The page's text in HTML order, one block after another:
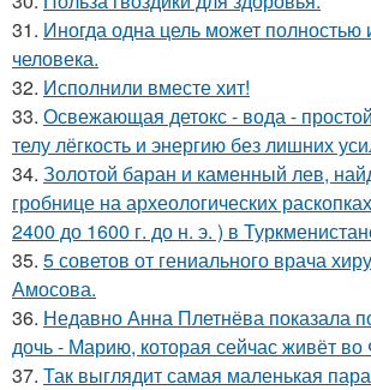
31. Иногда одна цель может полностью
человека.
32. Исполнили вместе хит!
33. Освежающая детокс - вода -
телу лёгкость и энергию без лишних
34. Золотой баран и каменный лев,
гробнице на археологических
2400 до 1600 г. до н. э. ) в
35. 5 советов от гениального врача
Амосова.
36. Недавно Анна Плетнёва показала
дочь - Марию, которая сейчас живёт
37. Так выглядит самая маленькая